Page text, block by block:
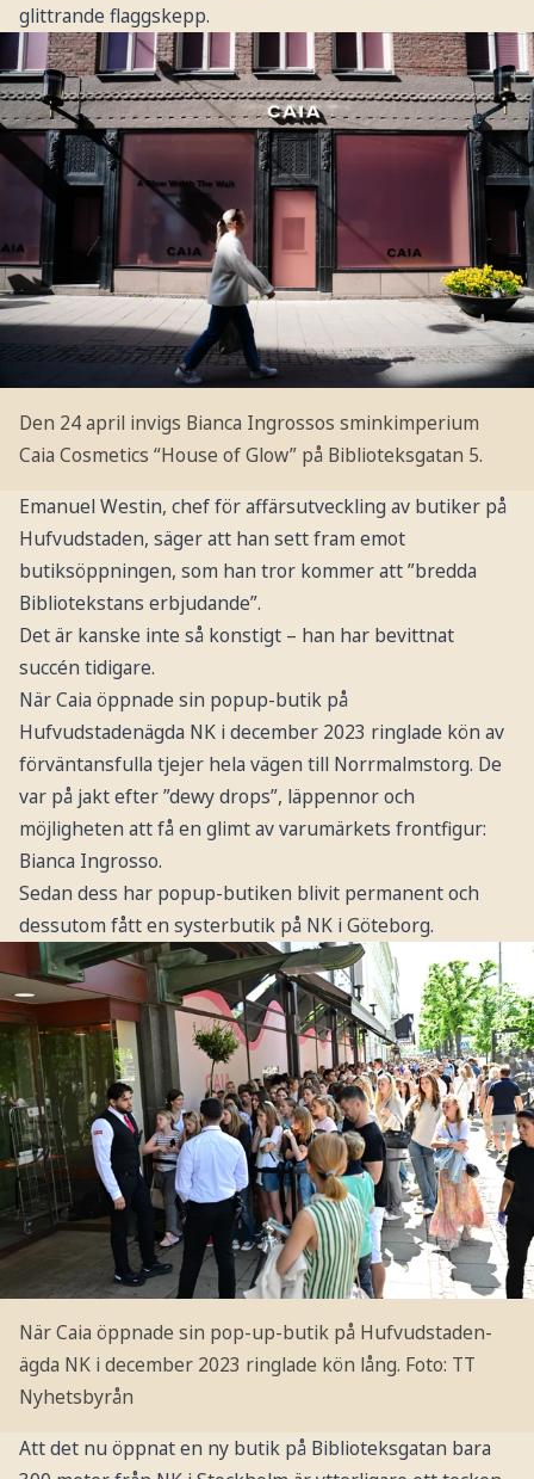
glittrande flaggskepp.
Den 24 april invigs Bianca Ingrossos sminkimperium
Caia Cosmetics “House of Glow” på Biblioteksgatan 5.
Emanuel Westin, chef för affärsutveckling av butiker på
Hufvudstaden, säger att han sett fram emot
butiksöppningen, som han tror kommer att ”bredda
Bibliotekstans erbjudande”.
Det är kanske inte så konstigt – han har bevittnat
succén tidigare.
När Caia öppnade sin popup-butik på
Hufvudstadenägda NK i december 2023 ringlade kön av
förväntansfulla tjejer hela vägen till Norrmalmstorg. De
var på jakt efter ”dewy drops”, läppennor och
möjligheten att få en glimt av varumärkets frontfigur:
Bianca Ingrosso.
Sedan dess har popup-butiken blivit permanent och
dessutom fått en systerbutik på NK i Göteborg.
När Caia öppnade sin pop-up-butik på Hufvudstaden-
ägda NK i december 2023 ringlade kön lång. Foto: TT
Nyhetsbyrån
Att det nu öppnat en ny butik på Biblioteksgatan bara